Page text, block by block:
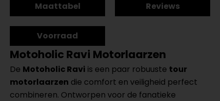
Maattabel Reviews
Voorraad
Motoholic Ravi Motorlaarzen
De Motoholic Ravi is een paar robuuste tour
motorlaarzen die comfort en veiligheid perfect
combineren. Ontworpen voor de fanatieke